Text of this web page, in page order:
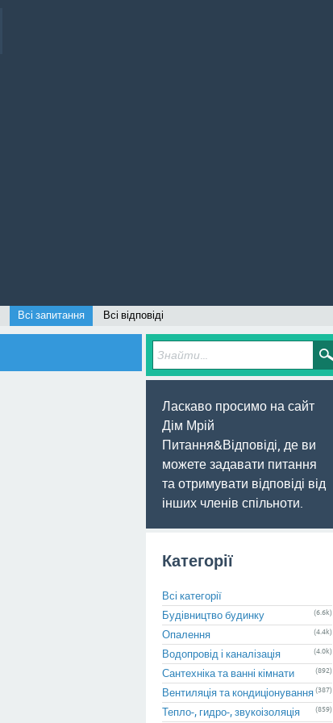
Всі запитання Всі відповіді
Ласкаво просимо на сайт
Дім Мрій
Питання&Відповіді, де ви
можете задавати питання
та отримувати відповіді від
інших членів спільноти.
Категорії
Всі категорії
Будівництво будинку
(6.6k)
Опалення (4.4k)
Водопровід і каналізація (4.0k)
Сантехніка та ванні кімнати (892)
Вентиляція та кондиціонування (387)
Тепло-, гидро-, звукоізоляція (859)